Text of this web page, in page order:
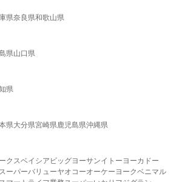
県奈良県和歌山県
県山口県
県
県大分県宮崎県鹿児島県沖縄県
クスベイシア ビッグヨーサンイトーヨーカドー
スーパーバリューヤオコーオーケー ヨークベニマル